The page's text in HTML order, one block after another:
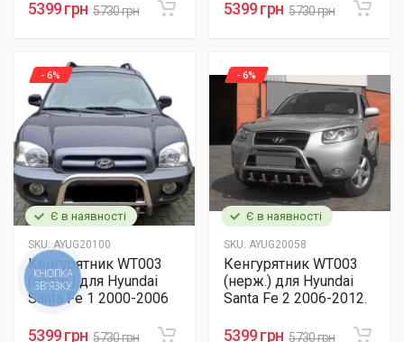
5399 грн 5730 грн 5399 грн 5730 грн
Є в наявності
SKU: AYUG20100
- 6%
Кенгурятник WT003
(нерж.) для Hyundai
Santa Fe 1 2000-2006
5399 грн 5730 грн
Є в наявності
SKU: AYUG20058
- 6%
Кенгурятник WT003
(нерж.) для Hyundai
Santa Fe 2 2006-2012.
5399 грн 5730 грн